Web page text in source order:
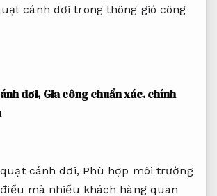
dơi, Gia công chuẩn xác.chính
cánh dơi, Phù hợp môi trường
điều mà nhiều khách hàng quan